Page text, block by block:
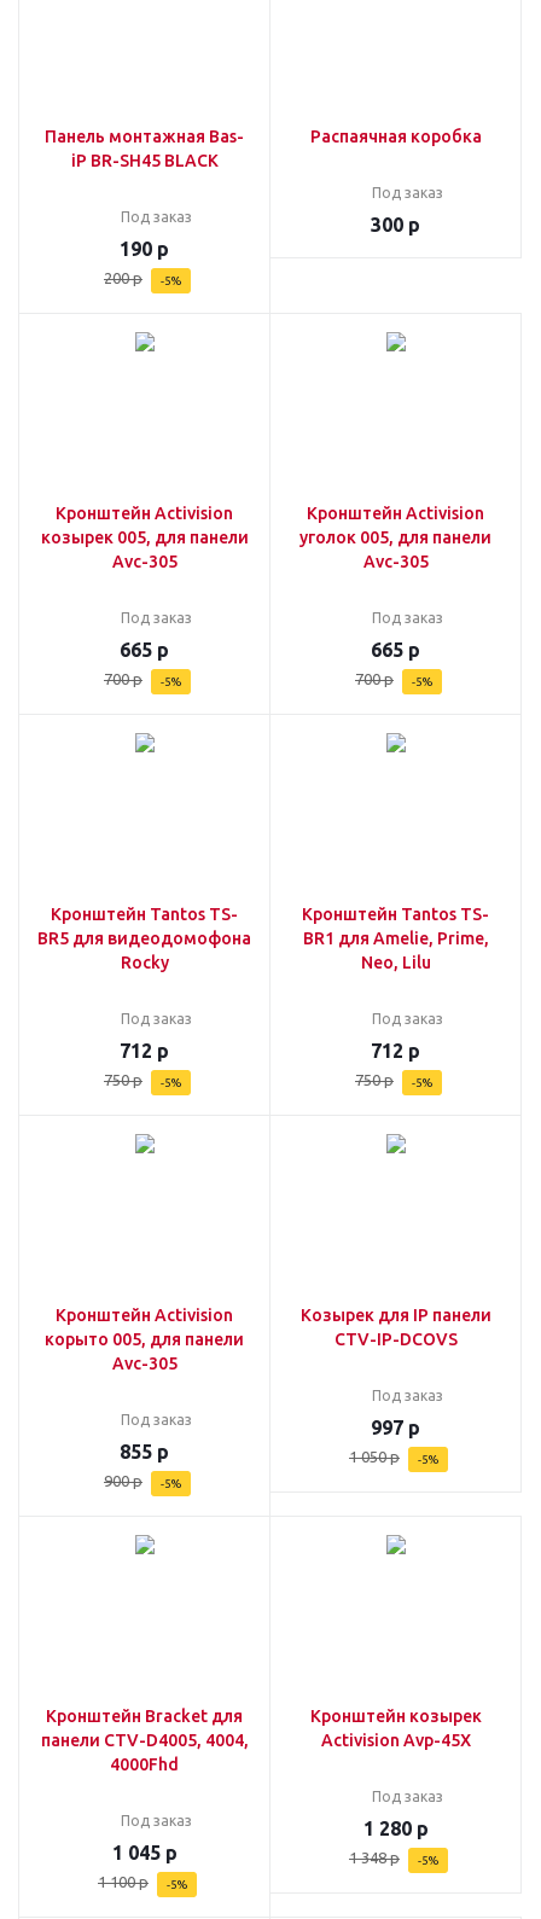
Панель монтажная Bas-
iP BR-SH45 BLACK
Под заказ
190 р
200р -5%
Распаячная коробка
Под заказ
300 р
Кронштейн Activision
козырек 005, для панели
Avc-305
Под заказ
665 р
700р -5%
Кронштейн Activision
уголок 005, для панели
Avc-305
Под заказ
665 р
700р -5%
Кронштейн Tantos TS-
BR5 для видеодомофона
Rocky
Под заказ
712 р
750р -5%
Кронштейн Tantos TS-
BR1 для Amelie, Prime,
Neo, Lilu
Под заказ
712 р
750р -5%
Кронштейн Activision
корыто 005, для панели
Avc-305
Под заказ
855 р
900р -5%
Козырек для IP панели
CTV-IP-DCOVS
Под заказ
997 р
1 050р -5%
Кронштейн Braсket для
панели CTV-D4005, 4004,
4000Fhd
Под заказ
1 045р
1 100р -5%
Кронштейн козырек
Activision Avp-45X
Под заказ
1 280р
1 348р -5%